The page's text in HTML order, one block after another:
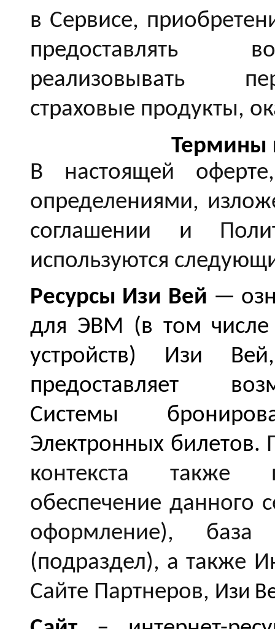
в Сервисе,
предоставлять
реализовывать
страховые продукты,
Термины
В настоящей
определениями,
соглашении и
используются
Ресурсы Изи Вей —
для ЭВМ (в том
устройств) Изи Вей
предоставляет
Системы
Электронных билетов.
контекста также
обеспечение данного
оформление),
(подраздел), а также
Сайте Партнеров, Изи